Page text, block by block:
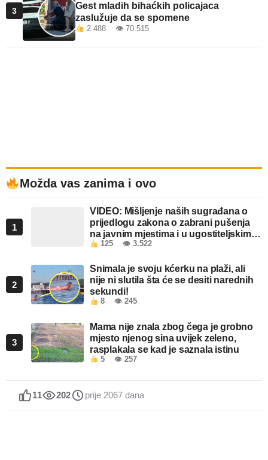
3
Gest mladih bihaćkih policajaca
zaslužuje da se spomene
2.488 👁 70.515
Možda vas zanima i ovo
1
VIDEO: Mišljenje naših sugrađana o
prijedlogu zakona o zabrani pušenja
na javnim mjestima i u ugostiteljskim
objektima u FBiH
125 👁 3.522
2
Snimala je svoju kćerku na plaži, ali
nije ni slutila šta će se desiti narednih
sekundi!
8 👁 245
3
Mama nije znala zbog čega je grobno
mjesto njenog sina uvijek zeleno,
rasplakala se kad je saznala istinu
5 👁 257
11 202 prije 2067 dana